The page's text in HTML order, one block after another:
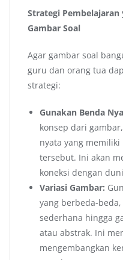
Strategi
Gambar Soal
Agar gambar soal
guru dan orang tua
strategi:
Gunakan Benda
konsep dari
nyata yang
tersebut. Ini akan
koneksi dengan
Variasi Gambar:
yang berbeda-
sederhana hingga
atau abstrak. Ini
mengembangkan